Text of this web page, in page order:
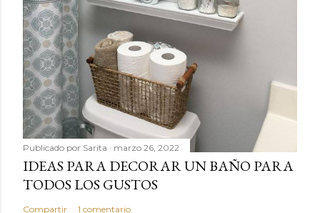
Publicado por Sarita marzo 26, 2022
IDEAS PARA DECORAR UN BAÑO PARA
TODOS LOS GUSTOS
Compartir 1 comentario